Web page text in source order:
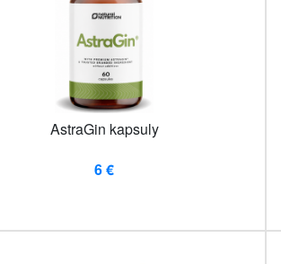
AstraGin kapsuly
6 €